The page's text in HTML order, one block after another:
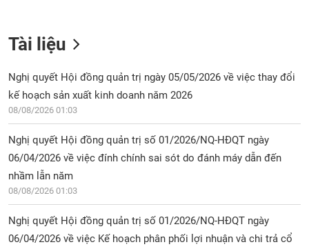
Tài liệu
Nghị quyết Hội đồng quản trị ngày 05/05/2026 về việc thay đổi
kế hoạch sản xuất kinh doanh năm 2026
08/08/2026 01:03
Nghị quyết Hội đồng quản trị số 01/2026/NQ-HĐQT ngày
06/04/2026 về việc đính chính sai sót do đánh máy dẫn đến
nhầm lẫn năm
08/08/2026 01:03
Nghị quyết Hội đồng quản trị số 01/2026/NQ-HĐQT ngày
06/04/2026 về việc Kế hoạch phân phối lợi nhuận và chi trả cổ
Công
cụ
đầu
tư
Truyền
thông
tài